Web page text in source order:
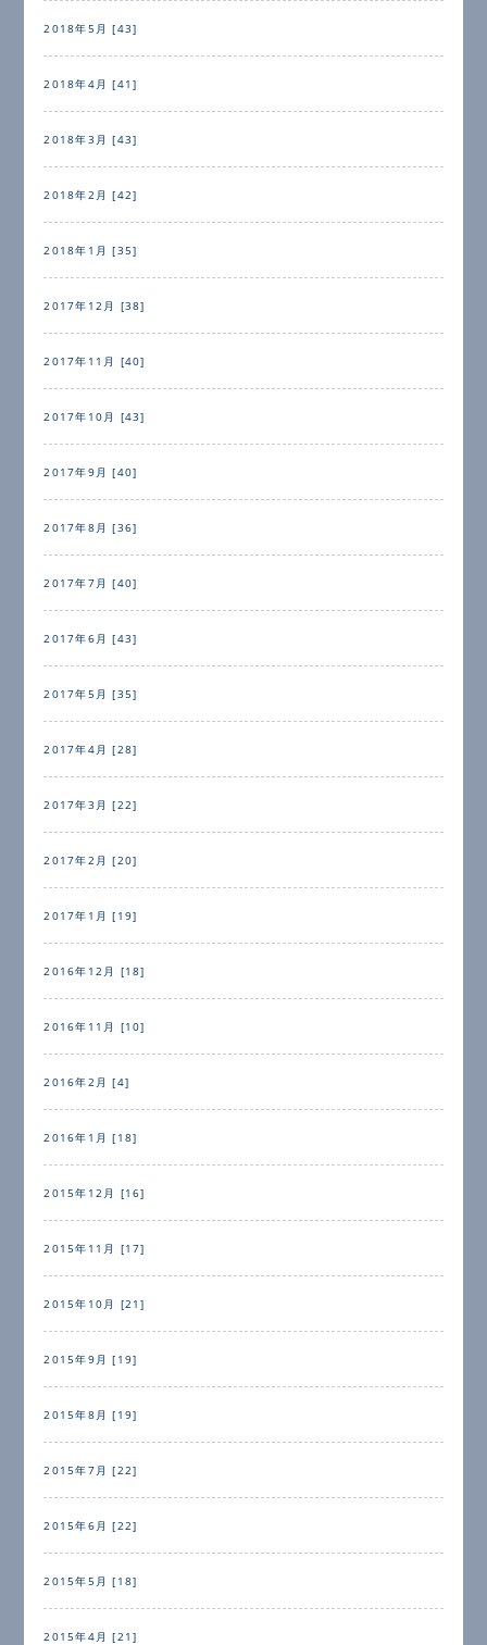
2018年5月 [43]
2018年4月 [41]
2018年3月 [43]
2018年2月 [42]
2018年1月 [35]
2017年12月 [38]
2017年11月 [40]
2017年10月 [43]
2017年9月 [40]
2017年8月 [36]
2017年7月 [40]
2017年6月 [43]
2017年5月 [35]
2017年4月 [28]
2017年3月 [22]
2017年2月 [20]
2017年1月 [19]
2016年12月 [18]
2016年11月 [10]
2016年2月 [4]
2016年1月 [18]
2015年12月 [16]
2015年11月 [17]
2015年10月 [21]
2015年9月 [19]
2015年8月 [19]
2015年7月 [22]
2015年6月 [22]
2015年5月 [18]
2015年4月 [21]